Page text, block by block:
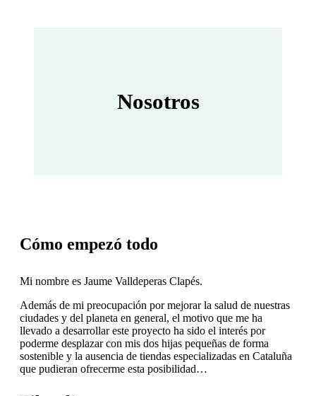
Nosotros
Cómo empezó todo
Mi nombre es Jaume Valldeperas Clapés.
Además de mi preocupación por mejorar la salud de nuestras
ciudades y del planeta en general, el motivo que me ha
llevado a desarrollar este proyecto ha sido el interés por
poderme desplazar con mis dos hijas pequeñas de forma
sostenible y la ausencia de tiendas especializadas en Cataluña
que pudieran ofrecerme esta posibilidad…